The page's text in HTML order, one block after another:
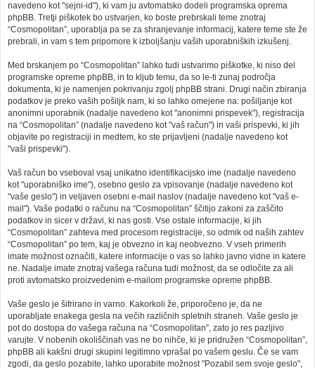
navedeno kot "sejni-id"), ki vam ju avtomatsko dodeli programska oprema
phpBB. Tretji piškotek bo ustvarjen, ko boste prebrskali teme znotraj
“Cosmopolitan”, uporablja pa se za shranjevanje informacij, katere teme ste že
prebrali, in vam s tem pripomore k izboljšanju vaših uporabniških izkušenj.
Med brskanjem po “Cosmopolitan” lahko tudi ustvarimo piškotke, ki niso del
programske opreme phpBB, in to kljub temu, da so le-ti zunaj področja
dokumenta, ki je namenjen pokrivanju zgolj phpBB strani. Drugi način zbiranja
podatkov je preko vaših pošiljk nam, ki so lahko omejene na: pošiljanje kot
anonimni uporabnik (nadalje navedeno kot "anonimni prispevek"), registracija
na “Cosmopolitan” (nadalje navedeno kot "vaš račun") in vaši prispevki, ki jih
objavite po registraciji in medtem, ko ste prijavljeni (nadalje navedeno kot
"vaši prispevki").
Vaš račun bo vseboval vsaj unikatno identifikacijsko ime (nadalje navedeno
kot "uporabniško ime"), osebno geslo za vpisovanje (nadalje navedeno kot
"vaše geslo") in veljaven osebni e-mail naslov (nadalje navedeno kot "vaš e-
mail"). Vaše podatki o računu na “Cosmopolitan” ščitijo zakoni za zaščito
podatkov in sicer v državi, ki nas gosti. Vse ostale informacije, ki jih
“Cosmopolitan” zahteva med procesom registracije, so odmik od naših zahtev
“Cosmopolitan” po tem, kaj je obvezno in kaj neobvezno. V vseh primerih
imate možnost označiti, katere informacije o vas so lahko javno vidne in katere
ne. Nadalje imate znotraj vašega računa tudi možnost, da se odločite za ali
proti avtomatsko proizvedenim e-mailom programske opreme phpBB.
Vaše geslo je šifrirano in varno. Kakorkoli že, priporočeno je, da ne
uporabljate enakega gesla na večih različnih spletnih straneh. Vaše geslo je
pot do dostopa do vašega računa na “Cosmopolitan”, zato jo res pazljivo
varujte. V nobenih okoliščinah vas ne bo nihče, ki je pridružen “Cosmopolitan”,
phpBB ali kakšni drugi skupini legitimno vprašal po vašem geslu. Če se vam
zgodi, da geslo pozabite, lahko uporabite možnost "Pozabil sem svoje geslo",